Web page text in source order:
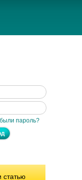
пароль?
статью